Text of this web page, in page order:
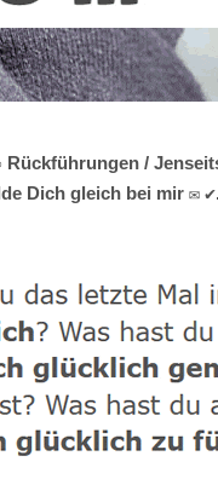
/
Dich gleich bei mir ✉